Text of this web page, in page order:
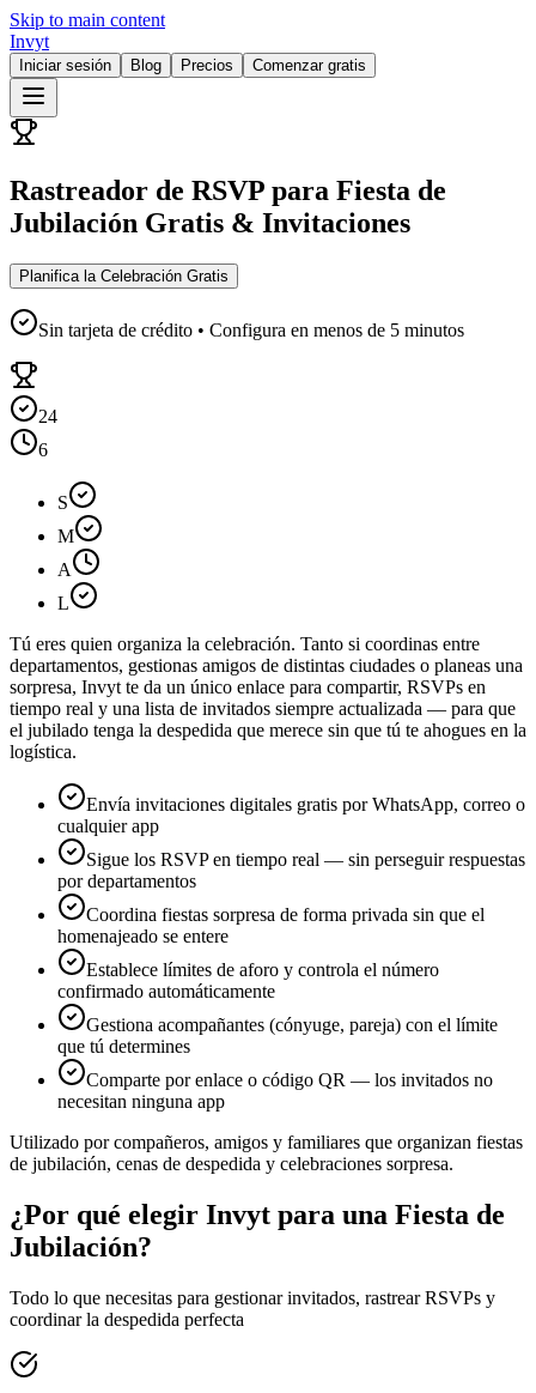
Skip to main content
Invyt
Iniciar sesión Blog Precios Comenzar gratis
Rastreador de RSVP para Fiesta de
Jubilación Gratis & Invitaciones
Planifica la Celebración Gratis
Sin tarjeta de crédito • Configura en menos de 5 minutos
24
6
S
M
A
L
Tú eres quien organiza la celebración. Tanto si coordinas entre
departamentos, gestionas amigos de distintas ciudades o planeas una
sorpresa, Invyt te da un único enlace para compartir, RSVPs en
tiempo real y una lista de invitados siempre actualizada — para que
el jubilado tenga la despedida que merece sin que tú te ahogues en la
logística.
Envía invitaciones digitales gratis por WhatsApp, correo o
cualquier app
Sigue los RSVP en tiempo real — sin perseguir respuestas
por departamentos
Coordina fiestas sorpresa de forma privada sin que el
homenajeado se entere
Establece límites de aforo y controla el número
confirmado automáticamente
Gestiona acompañantes (cónyuge, pareja) con el límite
que tú determines
Comparte por enlace o código QR — los invitados no
necesitan ninguna app
Utilizado por compañeros, amigos y familiares que organizan fiestas
de jubilación, cenas de despedida y celebraciones sorpresa.
¿Por qué elegir Invyt para una Fiesta de
Jubilación?
Todo lo que necesitas para gestionar invitados, rastrear RSVPs y
coordinar la despedida perfecta